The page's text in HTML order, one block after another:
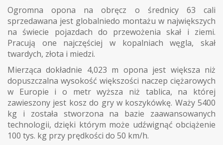
Ogromna opona na obręcz o średnicy 63 cali
sprzedawana jest globalniedo montażu w największych
na świecie pojazdach do przewożenia skał i ziemi.
Pracują one najczęściej w kopalniach węgla, skał
twardych, złota i miedzi.
Mierząca dokładnie 4,023 m opona jest większa niż
dopuszczalna wysokość większości naczep ciężarowych
w Europie i o metr wyższa niż tablica, na której
zawieszony jest kosz do gry w koszykówkę. Waży 5400
kg i została stworzona na bazie zaawansowanych
technologii, dzięki którym może udźwignąć obciążenie
100 tys. kg przy prędkości do 50 km/h.